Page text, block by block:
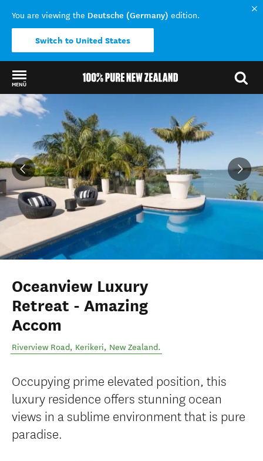
You are viewing the Deutsche (Germany) edition.
Switch to United States
MENÜ
Back to my results
Oceanview Luxury
Retreat - Amazing
Accom
Riverview Road, Kerikeri, New Zealand.
Occupying prime elevated position, this
luxury residence offers stunning ocean
views in a sublime environment that is pure
paradise.